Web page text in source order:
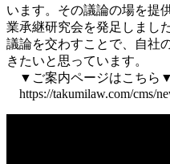
います。その議論の場を提
業承継研究会を発足しまし
議論を交わすことで、自社
きたいと思っています。
▼ご案内ページはこちら▼
https://takumilaw.com/cms/